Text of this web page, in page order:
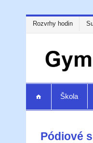
Rozvrhy hodin
Škola
Pódiové